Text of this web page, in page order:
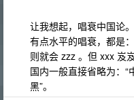
让我想起，唱衰中国论。
有点水平的唱衰，都是
则就会 zzz 。但 xxx 岌
国内一般直接省略为：
黑”。